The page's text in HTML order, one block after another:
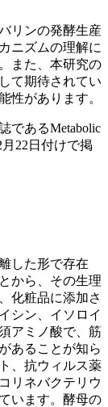
リンの発酵生産
ニズムの理解に
また、本研究の
て期待されてい
性があります。
であるMetabolic
22日付けで掲
した形で存在
から、その生理
化粧品に添加さ
シン、イソロイ
アミノ酸で、筋
あることが知ら
、抗ウィルス薬
リネバクテリウ
います。酵母の